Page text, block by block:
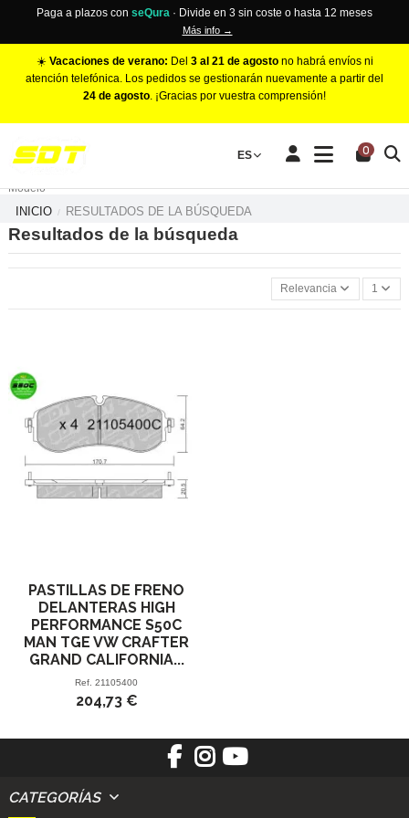
Paga a plazos con seQura · Divide en 3 sin coste o hasta 12 meses
Más info →
☀️ Vacaciones de verano: Del 3 al 21 de agostono habrá envíos ni
atención telefónica. Los pedidos se gestionarán nuevamente a partir del
24 de agosto. ¡Gracias por vuestra comprensión!
ES 0
Make
Modelo
INICIO RESULTADOS DE LA BÚSQUEDA
Resultados de la búsqueda
Relevancia 1
PASTILLAS DE FRENO
DELANTERAS HIGH
PERFORMANCE S50C
MAN TGE VW CRAFTER
GRAND CALIFORNIA...
Ref. 21105400
204,73 €
CATEGORÍAS